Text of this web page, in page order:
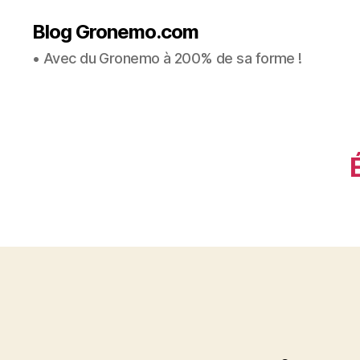
Blog Gronemo.com
• Avec du Gronemo à 200% de sa forme !